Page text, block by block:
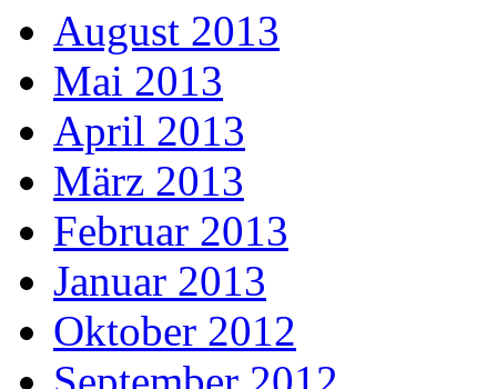
August 2013
Mai 2013
April 2013
März 2013
Februar 2013
Januar 2013
Oktober 2012